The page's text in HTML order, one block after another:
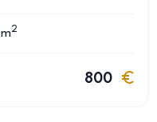
m2
800